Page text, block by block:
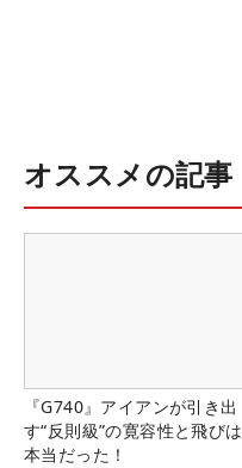
オススメの記事
『G740』アイアンが引き出
す“反則級”の寛容性と飛びは
本当だった！